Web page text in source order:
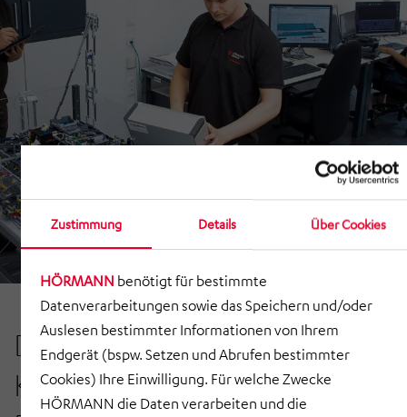
Zustimmung Details Über Cookies
HÖRMANN benötigt für bestimmte
Datenverarbeitungen sowie das Speichern und/oder
Auslesen bestimmter Informationen von Ihrem
Endgerät (bspw. Setzen und Abrufen bestimmter
Cookies) Ihre Einwilligung. Für welche Zwecke
HÖRMANN die Daten verarbeiten und die
Das HÖRMANN Engineering
Kompetenzmodell – vom